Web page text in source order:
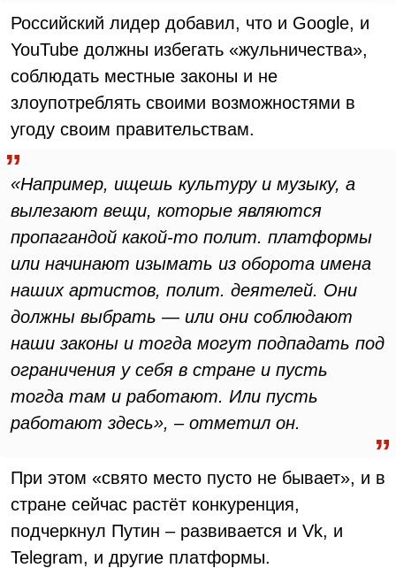
Российский лидер добавил, что и Google, и
YouTube должны избегать «жульничества»,
соблюдать местные законы и не
злоупотреблять своими возможностями в
угоду своим правительствам.
«Например, ищешь культуру и музыку, а
вылезают вещи, которые являются
пропагандой какой-то полит. платформы
или начинают изымать из оборота имена
наших артистов, полит. деятелей. Они
должны выбрать — или они соблюдают
наши законы и тогда могут подпадать под
ограничения у себя в стране и пусть
тогда там и работают. Или пусть
работают здесь», – отметил он.
При этом «свято место пусто не бывает», и в
стране сейчас растёт конкуренция,
подчеркнул Путин – развивается и Vk, и
Telegram, и другие платформы.